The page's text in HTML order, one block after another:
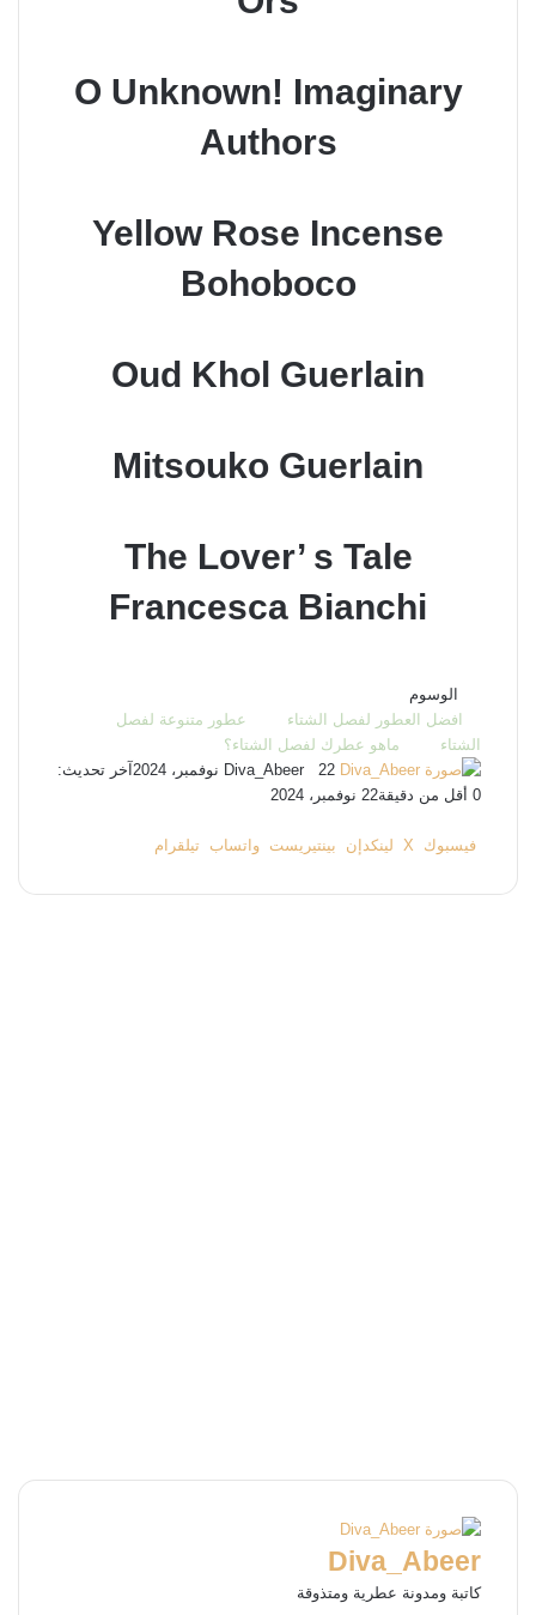
O Unknown! Imaginary
Authors
Yellow Rose Incense
Bohoboco
Oud Khol Guerlain
Mitsouko Guerlain
The Lover’ s Tale
Francesca Bianchi
الوسوم
افضل العطور لفصل الشتاء
عطور متنوعة لفصل
الشتاء
ماهو عطرك لفصل الشتاء؟
Diva_Abeer
تابع
على
أرسل
بريدا
22 نوفمبر، 2024
آخر تحديث:
22 نوفمبر، 2024
0 أقل من دقيقة
فيسبوك
‫X لينكدإن بينتيريست واتساب تيلقرام
Diva_Abeer
كاتبة ومدونة عطرية ومتذوقة